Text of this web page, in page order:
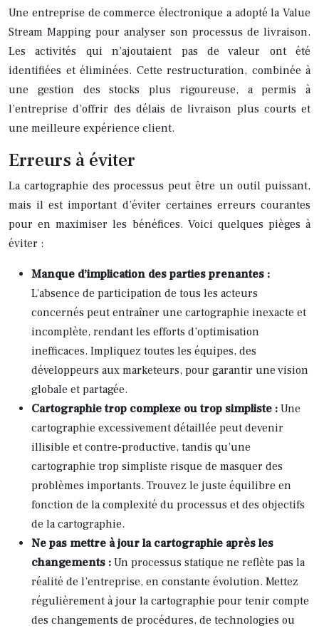
Une entreprise de commerce électronique a adopté la Value
Stream Mapping pour analyser son processus de livraison.
Les activités qui n’ajoutaient pas de valeur ont été
identifiées et éliminées. Cette restructuration, combinée à
une gestion des stocks plus rigoureuse, a permis à
l’entreprise d’offrir des délais de livraison plus courts et
une meilleure expérience client.
Erreurs à éviter
La cartographie des processus peut être un outil puissant,
mais il est important d’éviter certaines erreurs courantes
pour en maximiser les bénéfices. Voici quelques pièges à
éviter :
Manque d’implication des parties prenantes :
L’absence de participation de tous les acteurs
concernés peut entraîner une cartographie inexacte et
incomplète, rendant les efforts d’optimisation
inefficaces. Impliquez toutes les équipes, des
développeurs aux marketeurs, pour garantir une vision
globale et partagée.
Cartographie trop complexe ou trop simpliste : Une
cartographie excessivement détaillée peut devenir
illisible et contre-productive, tandis qu’une
cartographie trop simpliste risque de masquer des
problèmes importants. Trouvez le juste équilibre en
fonction de la complexité du processus et des objectifs
de la cartographie.
Ne pas mettre à jour la cartographie après les
changements : Un processus statique ne reflète pas la
réalité de l’entreprise, en constante évolution. Mettez
régulièrement à jour la cartographie pour tenir compte
des changements de procédures, de technologies ou